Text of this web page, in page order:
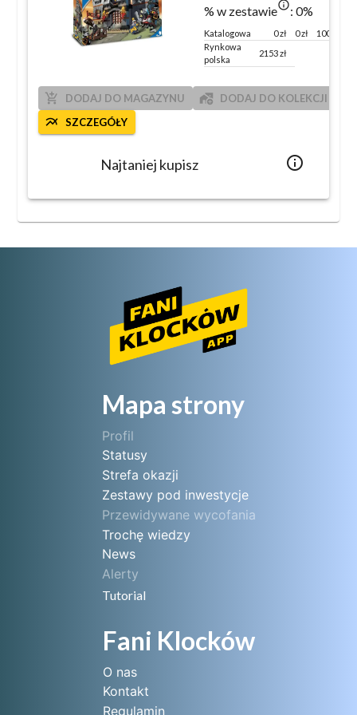
% w zestawieinfo_outlined
: 0%
Katalogowa 0zł 0 zł
100 %
Rynkowa
polska
2153zł
add_shopping_cart DODAJ DO MAGAZYNU add_home_work DODAJ DO KOLEKCJI
multiline_chart SZCZEGÓŁY
info_outlined
Najtaniej kupisz
Mapa strony
Profil
Statusy
Strefa okazji
Zestawy pod inwestycje
Przewidywane wycofania
Trochę wiedzy
News
Alerty
Tutorial
Fani Klocków
O nas
Kontakt
Regulamin